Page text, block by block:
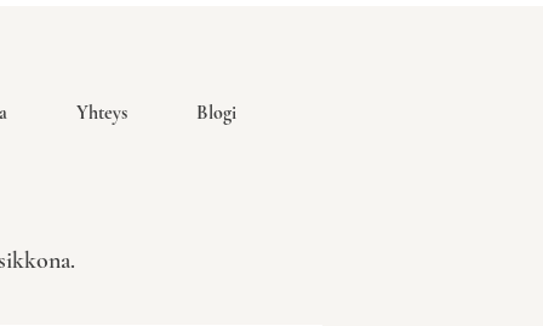
Yhteys Blogi